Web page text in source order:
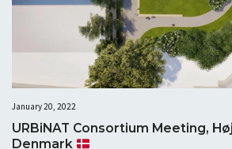
January 20, 2022
URBiNAT Consortium Meeting,
Denmark